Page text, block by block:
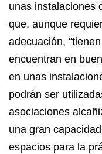
unas instalaciones
que, aunque
adecuación,
encuentran en
en unas
podrán ser
asociaciones
una gran
espacios para la